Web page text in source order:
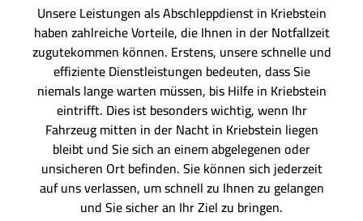
Unsere Leistungen als Abschleppdienst in Kriebstein
haben zahlreiche Vorteile, die Ihnen in der Notfallzeit
zugutekommen können. Erstens, unsere schnelle und
effiziente Dienstleistungen bedeuten, dass Sie
niemals lange warten müssen, bis Hilfe in Kriebstein
eintrifft. Dies ist besonders wichtig, wenn Ihr
Fahrzeug mitten in der Nacht in Kriebstein liegen
bleibt und Sie sich an einem abgelegenen oder
unsicheren Ort befinden. Sie können sich jederzeit
auf uns verlassen, um schnell zu Ihnen zu gelangen
und Sie sicher an Ihr Ziel zu bringen.